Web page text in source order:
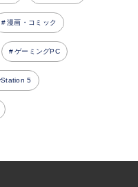
漫画・コミック
ゲーミングPC
5